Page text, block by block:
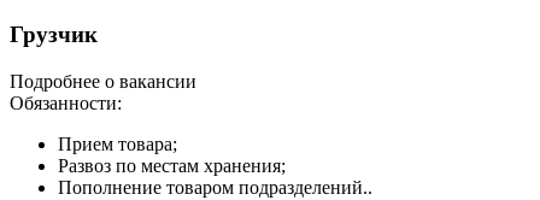
Грузчик
Подробнее о вакансии
Обязанности:
Прием товара;
Развоз по местам хранения;
Пополнение товаром подразделений..